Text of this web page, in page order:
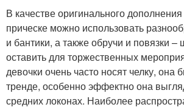
В качестве оригинального дополнения
прическе можно использовать
и бантики, а также обручи и повязки
оставить для торжественных
девочки очень часто носят челку, она
тренде, особенно эффектно она
средних локонах. Наиболее